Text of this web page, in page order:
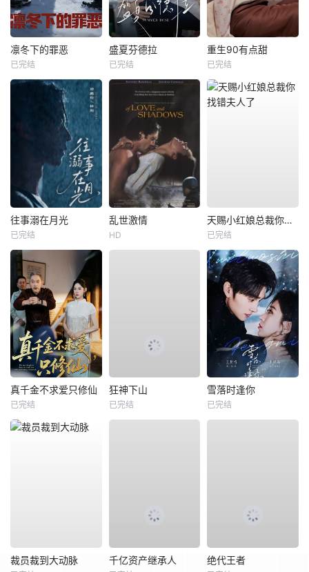
凛冬下的罪恶
已完结
盛夏芬德拉
已完结
重生90有点甜
已完结
往事溺在月光
已完结
乱世激情
HD
天赐小红娘总裁你找错夫人了
已完结
真千金不求爱只修仙
已完结
狂神下山
已完结
雪落时逢你
已完结
裁员裁到大动脉 千亿资产继承人 绝代王者